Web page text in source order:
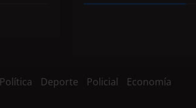
Política Deporte Policial
Economía